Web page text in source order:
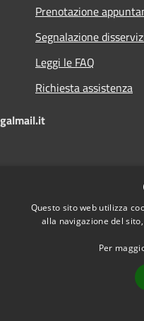
Prenotazione
Segnalazione
Leggi le FAQ
Richiesta assistenza
Questo sito web utilizza
alla navigazione del
Per